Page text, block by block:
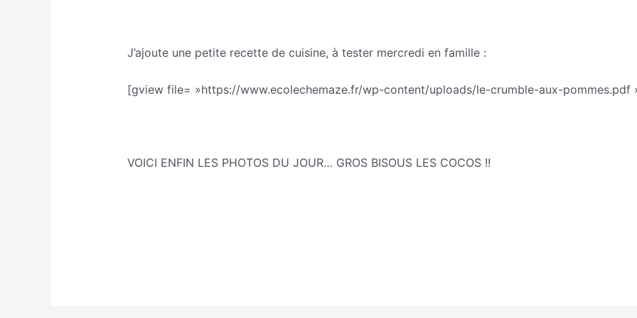
J’ajoute une petite recette de cuisine, à tester mercredi en famille :
[gview file= »https://www.ecolechemaze.fr/wp-content/uploads/le-crumble-aux-pommes.pdf
VOICI ENFIN LES PHOTOS DU JOUR… GROS BISOUS LES COCOS !!